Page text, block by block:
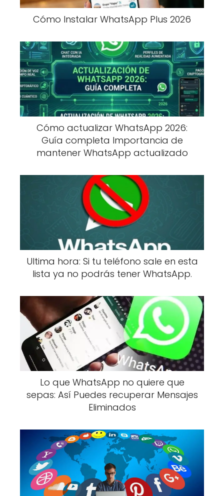
Cómo Instalar WhatsApp Plus 2026
Cómo actualizar WhatsApp 2026:
Guía completa Importancia de
mantener WhatsApp actualizado
Ultima hora: Si tu teléfono sale en esta
lista ya no podrás tener WhatsApp.
Lo que WhatsApp no quiere que
sepas: Así Puedes recuperar Mensajes
Eliminados